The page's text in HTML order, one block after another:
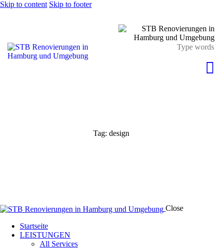
Skip to content Skip to footer
Tag: design
Close
Startseite
LEISTUNGEN
All Services